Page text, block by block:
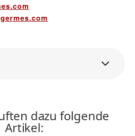
dazu folgende
Artikel: